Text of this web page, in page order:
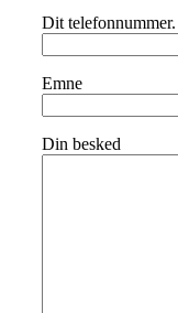
Dit telefonnummer.
Emne
Din besked